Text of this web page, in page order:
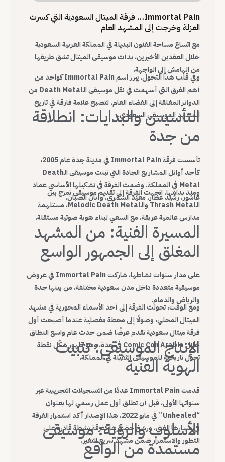
Immortal Pain… فرقة الميتال السعودية التي كسرت
العزلة وخرجت إلى المشهد العام
مع اتساع مساحة الفنون البديلة في المملكة العربية السعودية
خلال العقدين الأخيرين، بدأت موسيقى الميتال تشق طريقها
من الهامش إلى الواجهة.
وفي قلب هذا التحول، يبرز اسم Immortal Pain كواحد من
أهم الفرق التي أسهمت في نقل موسيقى الـDeath Metal من
الدوائر المغلقة إلى الفضاء العام، لتصبح علامة فارقة في تاريخ
المشهد الموسيقي السعودي.
التأسيس والبدايات: انطلاقة
من جدة
تأسست فرقة Immortal Pain في مدينة جدة عام 2005،
كأحد أوائل المشاريع الجادة التي تبنت موسيقى الـDeath
Metal في المملكة. وضمت الفرقة في تشكيلها الأساسي عماد
عاشور، رشيد عطار، معيّد الشمّري، وأنان الصبّان.
ومنذ بدايتها، اتجهت الفرقة إلى تقديم موسيقى تمزج بين
الـThrash Metal والـMelodic Death Metal، مستلهمة
مدارس عالمية عريقة، مع السعي لبناء هوية صوتية مستقلة.
المسيرة الفنية: من المشهد
المغلق إلى الجمهور الواسع
على مدار سنوات نشاطها، شاركت Immortal Pain في عروض
موسيقية متعددة داخل مدن سعودية مختلفة، من بينها جدة
والرياض والدمام.
ومع الوقت، تحولت الفرقة إلى أحد الأسماء المحورية في مشهد
الميتال المحلي، وصولًا إلى محطة مفصلية عندما أصبحت أول
فرقة ميتال سعودية تقدم عرضًا ضمن حدث عام واسع النطاق
خلال Comic Con Arabia في جدة، وهو ظهور شكّل نقطة
تحول تاريخية للموسيقى الثقيلة في المملكة.
الإنتاج الموسيقي: تثبيت
الهوية الفنية
قدمت Immortal Pain عددًا من التسجيلات التجريبية عبر
سنواتها الأولى، قبل أن تطلق أول عمل رسمي لها بعنوان
“Unhealed” في مايو 2022، هذا الإصدار أكد استمرار الفرقة
في مسارها الفني، ورسّخ حضورها كفرقة نشطة قادرة على
التطور والاستمرار ضمن مشهد سريع التغير.
الأسلوب والرؤية: موسيقى
مستمدة من الواقع